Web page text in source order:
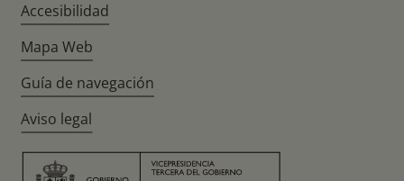
Accesibilidad
Mapa Web
Guía de navegación
Aviso legal